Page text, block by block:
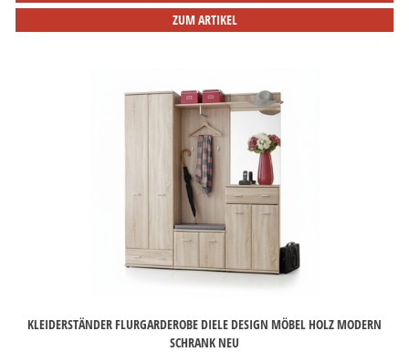
ZUM ARTIKEL
KLEIDERSTÄNDER FLURGARDEROBE DIELE DESIGN MÖBEL HOLZ MODERN
SCHRANK NEU